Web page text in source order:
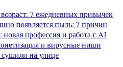
7 ежедневных привычек
появляется пыль: 7 причин
новая профессия и работа с AI
и вирусные ниши
на улице